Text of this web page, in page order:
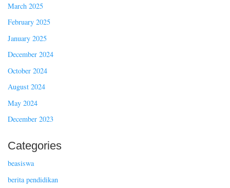
March 2025
February 2025
January 2025
December 2024
October 2024
August 2024
May 2024
December 2023
Categories
beasiswa
berita pendidikan